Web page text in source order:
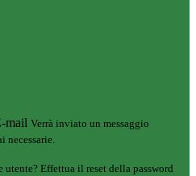
mail Verrà inviato un messaggio
necessarie.
utente? Effettua il reset della password